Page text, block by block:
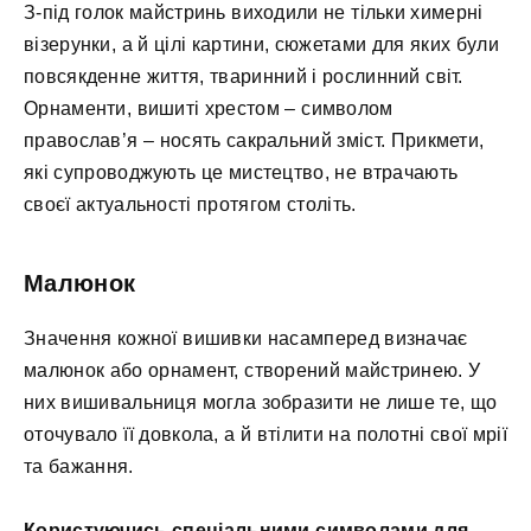
З-під голок майстринь виходили не тільки химерні
візерунки, а й цілі картини, сюжетами для яких були
повсякденне життя, тваринний і рослинний світ.
Орнаменти, вишиті хрестом – символом
православ’я – носять сакральний зміст. Прикмети,
які супроводжують це мистецтво, не втрачають
своєї актуальності протягом століть.
Малюнок
Значення кожної вишивки насамперед визначає
малюнок або орнамент, створений майстринею. У
них вишивальниця могла зобразити не лише те, що
оточувало її довкола, а й втілити на полотні свої мрії
та бажання.